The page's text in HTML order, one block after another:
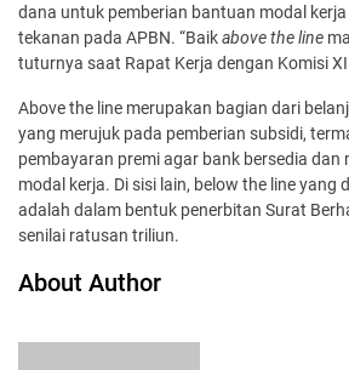
dana untuk pemberian bantuan modal
tekanan pada APBN. “Baikabove the line
tuturnya saat Rapat Kerja dengan Komisi
Above the line merupakan bagian dari
yang merujuk pada pemberian subsidi,
pembayaran premi agar bank bersedia dan
modal kerja. Di sisi lain, below the line yang
adalah dalam bentuk penerbitan Surat
senilai ratusan triliun.
About Author